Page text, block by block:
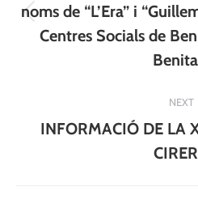
noms de “L’Era” i
Centres Socials de
NEXT
INFORMACIÓ DE LA